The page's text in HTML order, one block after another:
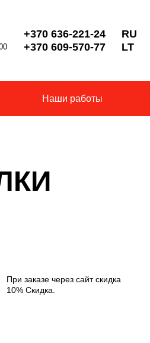
+370 636-221-24
+370 609-570-77
RU
LT
Наши работы
При заказе через сайт скидка
10% Скидка.